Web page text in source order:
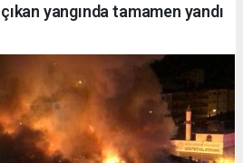
yangında tamamen yandı